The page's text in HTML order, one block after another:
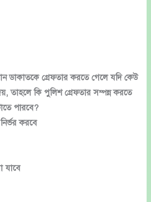
ডাকাতকে গ্রেফতার করতে গেলে যদি কেউ
তাহলে কি পুলিশ গ্রেফতার সম্পন্ন করতে
পারবে?
করবে
যাবে